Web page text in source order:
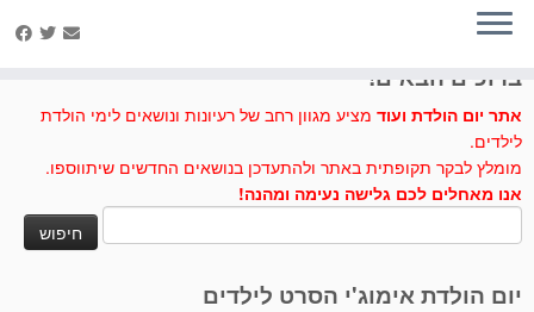
ברוכים הבאים!
אתר יום הולדת ועוד מציע מגוון רחב של רעיונות ונושאים לימי הולדת
לילדים.
מומלץ לבקר תקופתית באתר ולהתעדכן בנושאים החדשים שיתווספו.
אנו מאחלים לכם גלישה נעימה ומהנה!
יום הולדת אימוג'י הסרט לילדים